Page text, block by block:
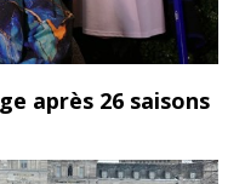
après 26 saisons